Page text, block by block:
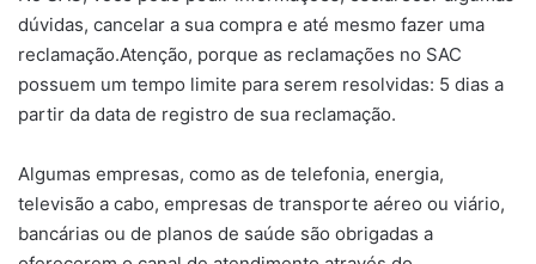
dúvidas, cancelar a sua compra e até mesmo fazer uma
reclamação.Atenção, porque as reclamações no SAC
possuem um tempo limite para serem resolvidas: 5 dias a
partir da data de registro de sua reclamação.
Algumas empresas, como as de telefonia, energia,
televisão a cabo, empresas de transporte aéreo ou viário,
bancárias ou de planos de saúde são obrigadas a